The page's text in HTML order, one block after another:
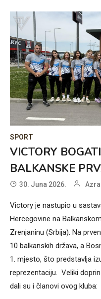
SPORT
VICTORY
BALKANSKE
30. Juna 2026.
Victory je nastupio u
Hercegovine na
Zrenjaninu (Srbija). Na
10 balkanskih država, a
1. mjesto, što predstavlja
reprezentaciju. Veliki
dali su i članovi ovog kluba: